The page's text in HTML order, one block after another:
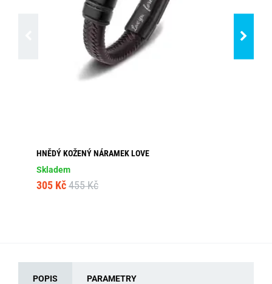
HNĚDÝ KOŽENÝ NÁRAMEK LOVE
Skladem
305 Kč 455 Kč
POPIS PARAMETRY